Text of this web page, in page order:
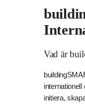
Vad är
initiera,